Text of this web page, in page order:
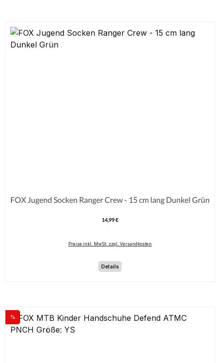
FOX Jugend Socken Ranger Crew - 15 cm lang Dunkel Grün
Regulärer Preis:
14,99 €
Preise inkl. MwSt. zzgl. Versandkosten
Details
Rabatt
%